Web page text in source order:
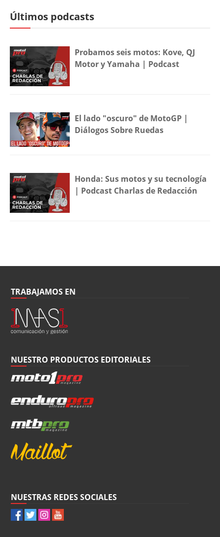
Últimos podcasts
Probamos seis motos: Kove, QJ
Motor y Yamaha | Podcast
El lado "oscuro" de MotoGP |
Diálogos Sobre Ruedas
Honda: Sus motos y su tecnología
| Podcast Charlas de Redacción
TRABAJAMOS EN
NUESTRO PRODUCTOS EDITORIALES
NUESTRAS REDES SOCIALES